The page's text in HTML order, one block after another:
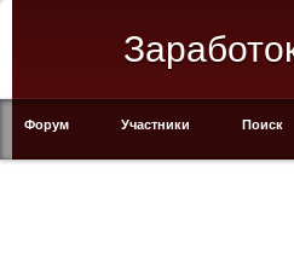
Форум Участники Поиск